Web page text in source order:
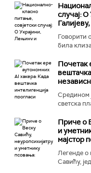
случај:
Говорити
била
Почетак
Средином
светска
Приче о
и
мајстор
Легенде о
Савићу,